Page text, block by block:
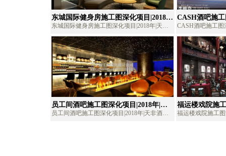
东城国际健身房施工图深化项目|2018
年|天非健身房深化公司、健身房施工图
深化
东城国际健身房施工图深化项目|2018年|天非
健身房深化公司、健身房施工图外包、健身房
深化设计、健身房施工图深化
CASH酒吧施
KTV深化公司
CASH酒吧施工图
化公司、KTV施
KTV施工图深化
员工间酒吧施工图深化项目|2018年|天
非酒吧深化公司、酒吧施工图外包、酒
员工间酒吧施工图深化项目|2018年|天非酒吧
福运楼戏院施
非KTV深化公
福运楼戏院施工